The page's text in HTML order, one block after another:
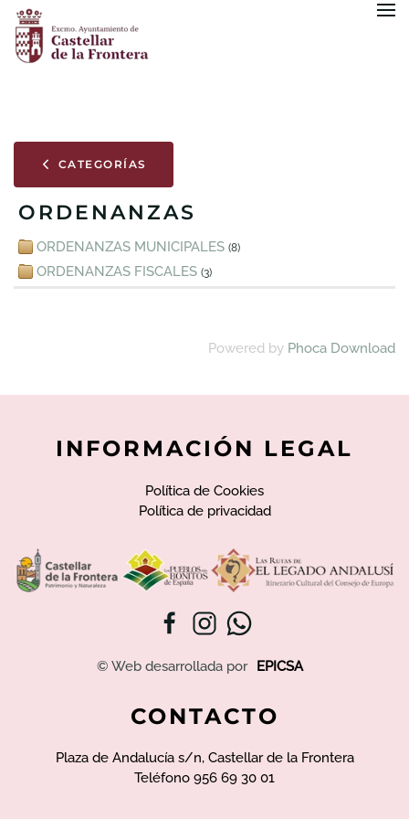
Skip to main content
CATEGORÍAS
ORDENANZAS
ORDENANZAS MUNICIPALES (8)
ORDENANZAS FISCALES (3)
Powered by Phoca Download
INFORMACIÓN LEGAL
Política de Cookies
Política de privacidad
© Web desarrollada por EPICSA
CONTACTO
Plaza de Andalucía s/n, Castellar de la Frontera
Teléfono 956 69 30 01